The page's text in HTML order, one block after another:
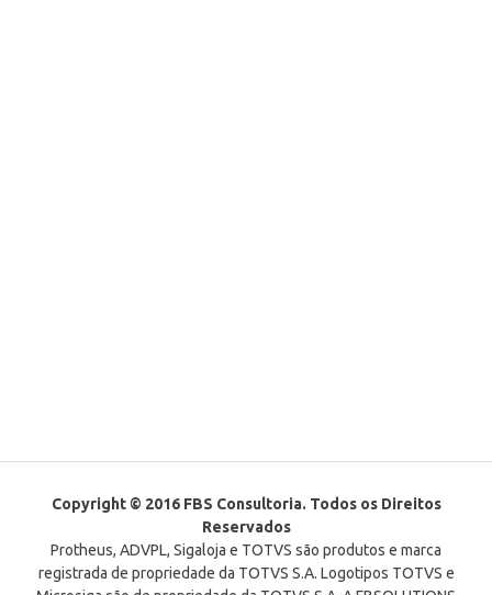
Copyright © 2016 FBS Consultoria. Todos os Direitos
Reservados
Protheus, ADVPL, Sigaloja e TOTVS são produtos e marca
registrada de propriedade da TOTVS S.A. Logotipos TOTVS e